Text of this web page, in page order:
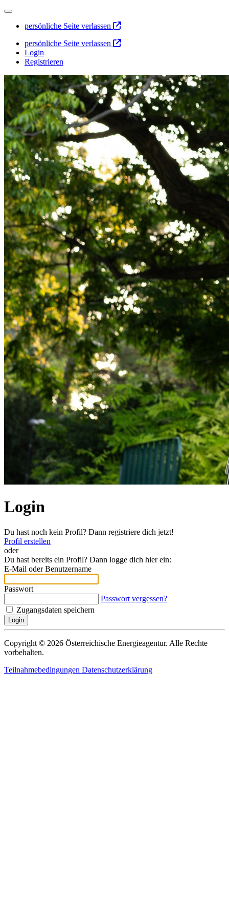
persönliche Seite verlassen
persönliche Seite verlassen
Login
Registrieren
Login
Du hast noch kein Profil? Dann registriere dich jetzt!
Profil erstellen
oder
Du hast bereits ein Profil? Dann logge dich hier ein:
E-Mail oder Benutzername
Passwort
Passwort vergessen?
Zugangsdaten speichern
Login
Copyright © 2026 Österreichische Energieagentur. Alle Rechte
vorbehalten.
Teilnahmebedingungen Datenschutzerklärung